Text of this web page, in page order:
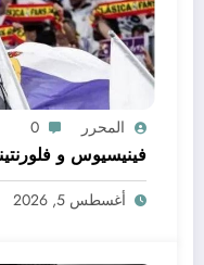
المحرر 0
فينيسيوس و
أغسطس 5, 2026